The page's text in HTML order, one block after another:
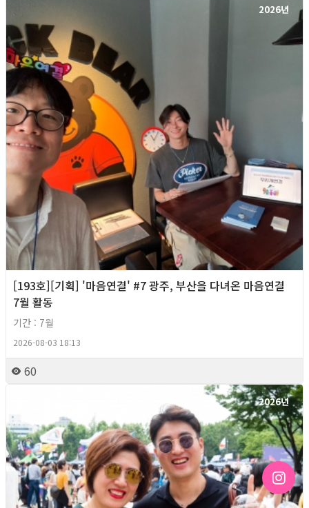
2026년
[193호][기획] '마음연결' #7 광주, 부산을 다녀온 마음연결
7월 활동
기간 : 7월
2026-08-03 18:13
60
2026년